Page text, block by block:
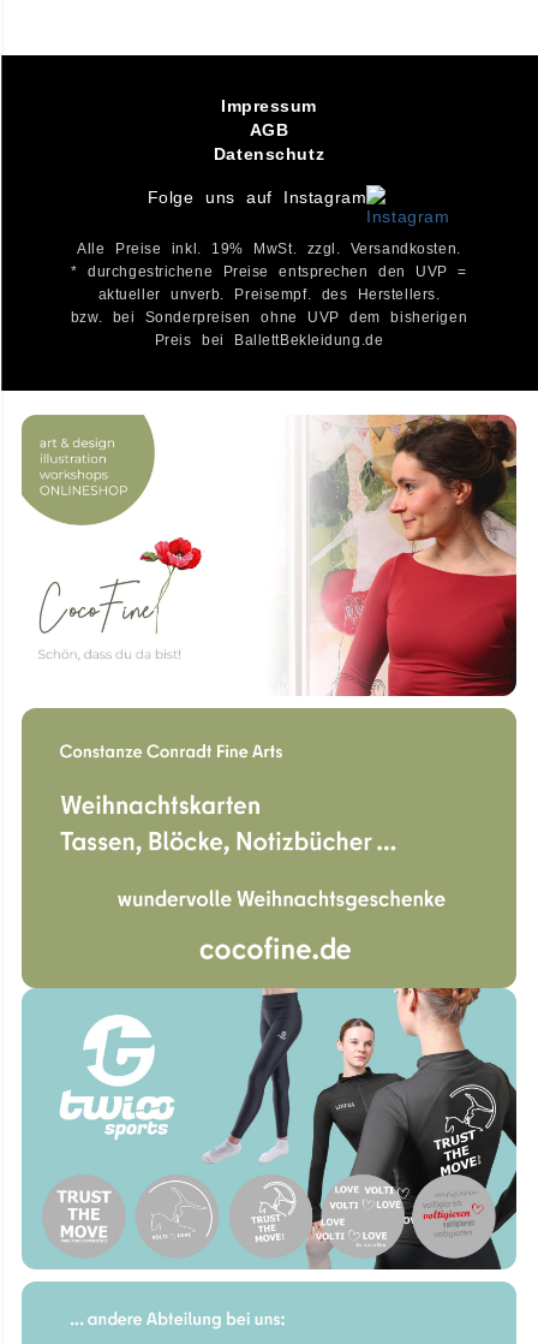
Impressum
AGB
Datenschutz
Folge uns auf Instagram
Alle Preise inkl. 19% MwSt. zzgl. Versandkosten.
* durchgestrichene Preise entsprechen den UVP =
aktueller unverb. Preisempf. des Herstellers.
bzw. bei Sonderpreisen ohne UVP dem bisherigen
Preis bei BallettBekleidung.de